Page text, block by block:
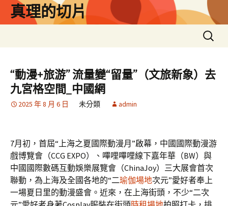
真理的切片
搜
尋
字:
“動漫+旅游” 流量變“留量”（文旅新象）去
九宮格空間_中國網
2025 年 8 月 6 日 未分類 admin
7月初，首屆“上海之夏國際動漫月”啟幕，中國國際動漫游
戲博覽會（CCG EXPO）、嗶哩嗶哩線下嘉年華（BW）與
中國國際數碼互動娛樂展覽會（ChinaJoy）三大展會首次
聯動，為上海及全國各地的“二瑜伽場地次元”愛好者奉上
一場夏日里的動漫盛會。近來，在上海街頭，不少“二次